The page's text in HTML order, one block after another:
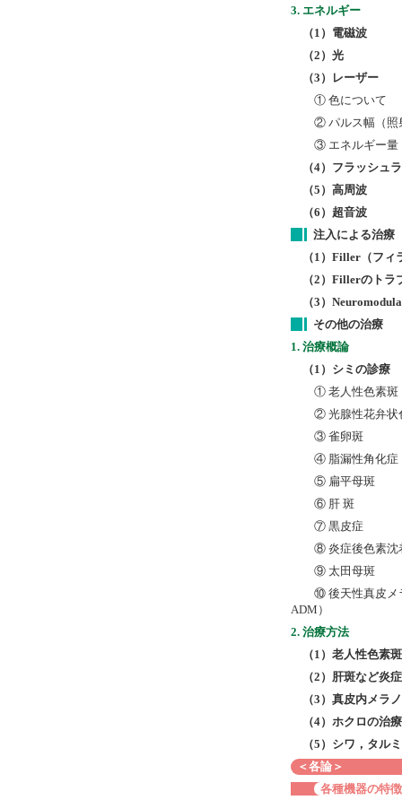
3. エネルギー
（1）電磁波
（2）光
（3）レーザー
① 色について
② パルス幅（照
③ エネルギー量
（4）フラッシュ
（5）高周波
（6）超音波
注入による治療
（1）Filler（フィ
（2）Fillerのトラ
（3）
その他の治療
1. 治療概論
（1）シミの診療
① 老人性色素斑
② 光腺性花弁状
③ 雀卵斑
④ 脂漏性角化症
⑤ 扁平母斑
⑥ 肝 斑
⑦ 黒皮症
⑧ 炎症後色素沈着
⑨ 太田母斑
⑩ 後天性真皮メラ
ADM）
2. 治療方法
（1）老人性色素
（2）肝斑など炎
（3）真皮内メラ
（4）ホクロの治療
（5）シワ，タル
＜各論＞
各種機器の特